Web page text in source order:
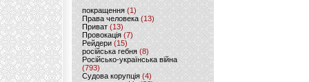
покращення (1)
Права человека(13)
Приват (13)
Провокація (7)
Рейдери (15)
російська гебня (8)
Російсько-українська війна
(793)
Судова корупція (4)